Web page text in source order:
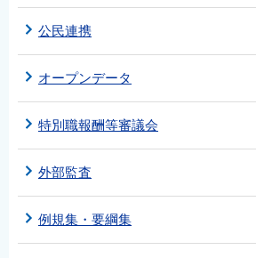
公民連携
オープンデータ
特別職報酬等審議会
外部監査
例規集・要綱集